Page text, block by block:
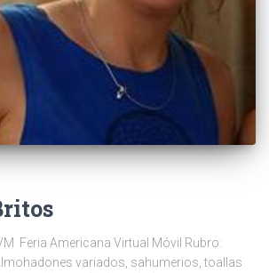
Feria Americana Virtual Móvil Rubro:
variados, sahumerios, toallas